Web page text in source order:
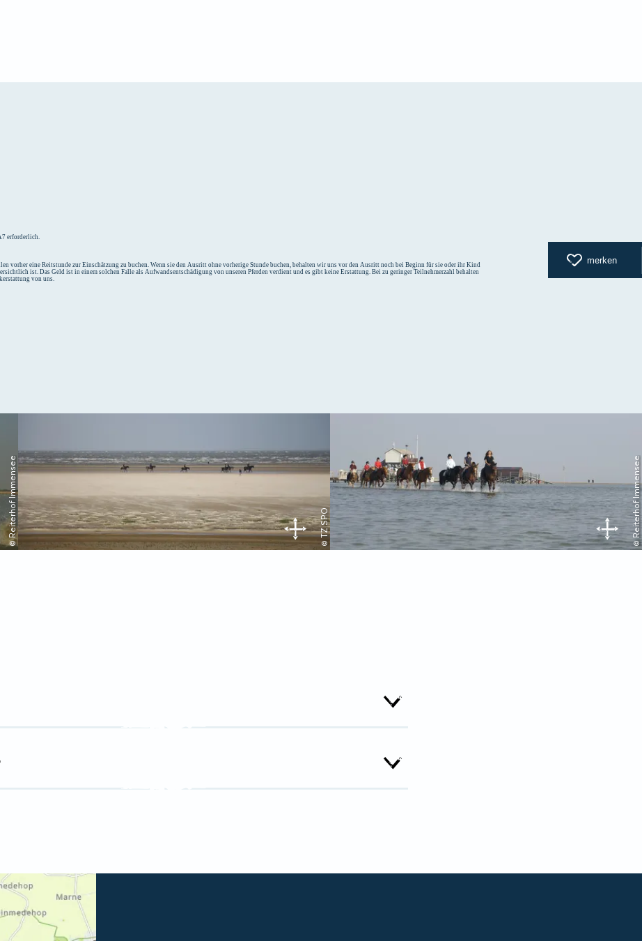
erforderlich.
vorher eine Reitstunde zur Einschätzung zu buchen. Wenn sie den Ausritt ohne vorherige Stunde buchen, behalten wir uns vor den Ausritt noch bei Beginn für sie oder ihr Kind
ist. Das Geld ist in einem solchen Falle als Aufwandsentschädigung von unseren Pferden verdient und es gibt keine Erstattung. Bei zu geringer Teilnehmerzahl behalten
von uns.
© Reiterhof Immensee © TZ SPO © Reiterhof Immensee
merken